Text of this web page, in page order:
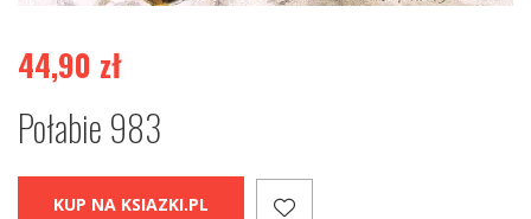
44,90 zł
Połabie 983
KUP NA KSIAZKI.PL